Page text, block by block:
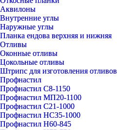
Аквилоны
Внутренние углы
Наружные углы
Планка ендова верхняя и нижняя
Отливы
Оконные отливы
Цокольные отливы
Штрипс для изготовления отливов
Профнастил
Профнастил С8-1150
Профнастил МП20-1100
Профнастил С21-1000
Профнастил НС35-1000
Профнастил Н60-845